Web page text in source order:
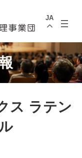
JA
ス ラテン